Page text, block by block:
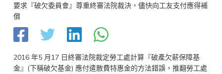
要求『破欠委員會』尊重終審法院裁決，儘快向工友支付應得補
償
2016 年5 月17 日終審法院裁定勞工處計算『破產欠薪保障基
金』(下稱破欠基金) 應付遣散費特惠金的方法錯誤，推翻勞工處